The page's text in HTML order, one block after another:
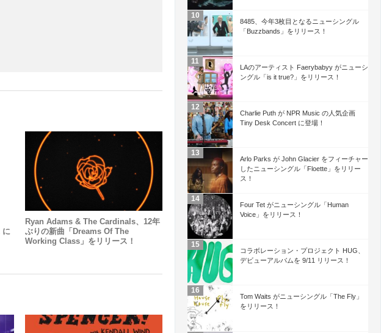
に
Ryan Adams & The Cardinals、12年
ぶりの新曲「Dreams Of The
Working Class」をリリース！
8485、今年3枚目となるニューシングル
「Buzzbands」をリリース！
LAのアーティスト Faerybabyy がニューシ
ングル「is it true?」をリリース！
Charlie Puth が NPR Music の人気企画
Tiny Desk Concert に登場！
Arlo Parks が John Glacier をフィーチャー
したニューシングル「Floette」をリリー
ス！
Four Tet がニューシングル「Human
Voice」をリリース！
コラボレーション・プロジェクト HUG、
デビューアルバムを 9/11 リリース！
Tom Waits がニューシングル「The Fly」
をリリース！